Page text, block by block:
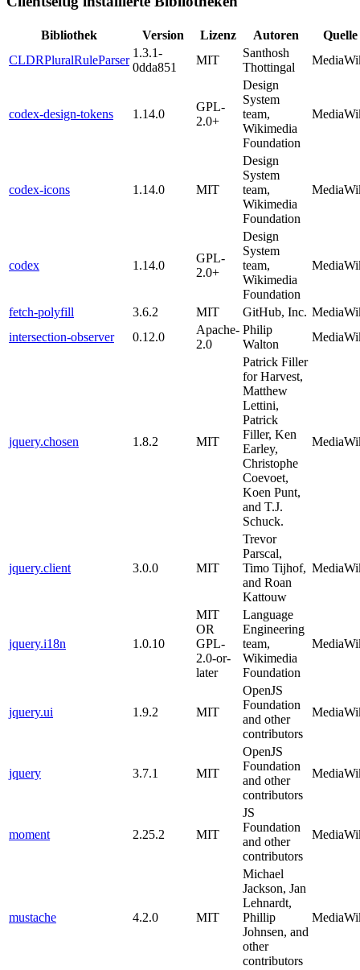
Bibliothek Version Lizenz Autoren
Quelle
CLDRPluralRuleParser
1.3.1-
0dda851
MIT
Santhosh
Thottingal
codex-design-tokens 1.14.0
GPL-
2.0+
Design
System
team,
Wikimedia
Foundation
codex-icons 1.14.0 MIT
Design
System
team,
Wikimedia
Foundation
codex 1.14.0
GPL-
2.0+
Design
System
team,
Wikimedia
Foundation
fetch-polyfill 3.6.2 MIT GitHub, Inc.
intersection-observer
0.12.0
Apache-
2.0
Philip
Walton
jquery.chosen 1.8.2 MIT
Patrick Filler
for Harvest,
Matthew
Lettini,
Patrick
Filler, Ken
Earley,
Christophe
Coevoet,
Koen Punt,
and T.J.
Schuck.
jquery.client 3.0.0 MIT
Trevor
Parscal,
Timo Tijhof,
and Roan
Kattouw
jquery.i18n 1.0.10
MIT
OR
GPL-
2.0-or-
later
Language
Engineering
team,
Wikimedia
Foundation
jquery.ui 1.9.2 MIT
OpenJS
Foundation
and other
contributors
jquery 3.7.1 MIT
OpenJS
Foundation
and other
contributors
moment 2.25.2 MIT
JS
Foundation
and other
contributors
mustache 4.2.0 MIT
Michael
Jackson, Jan
Lehnardt,
Phillip
Johnsen, and
other
contributors